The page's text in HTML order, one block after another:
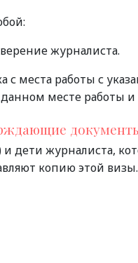
журналиста.
с места работы с
месте работы
и дети журналиста,
копию этой визы.